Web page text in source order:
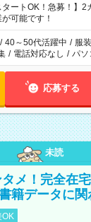
業はしたくない」 な
お仕事の勤務時間。
ません。
タートOK！急募！
可能です！
/ 40～50代活躍中 / 服
/ 電話対応なし / パソ
応募する
未読
メ！完全在
籍データに関
OK